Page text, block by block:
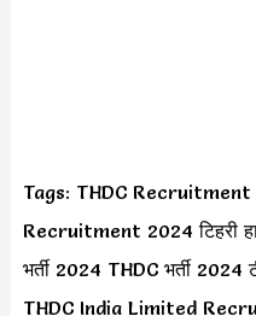
Tags: THDC
Recruitment 2024 टिहरी
भर्ती 2024 THDC भर्ती 2024
THDC India Limited